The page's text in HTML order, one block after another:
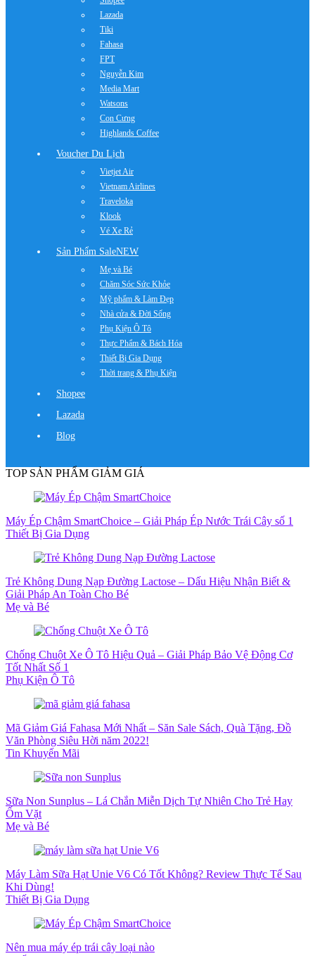
Lazada
Tiki
Fahasa
FPT
Nguyễn Kim
Media Mart
Watsons
Con Cưng
Highlands Coffee
Voucher Du Lịch
Vietjet Air
Vietnam Airlines
Traveloka
Klook
Vé Xe Rẻ
Sản Phẩm SaleNEW
Mẹ và Bé
Chăm Sóc Sức Khỏe
Mỹ phẩm & Làm Đẹp
Nhà cửa & Đời Sống
Phụ Kiện Ô Tô
Thực Phẩm & Bách Hóa
Thiết Bị Gia Dụng
Thời trang & Phụ Kiện
Shopee
Lazada
Blog
TOP SẢN PHẨM GIẢM GIÁ
Máy Ép Chậm SmartChoice – Giải Pháp Ép Nước Trái Cây số 1
Thiết Bị Gia Dụng
Trẻ Không Dung Nạp Đường Lactose – Dấu Hiệu Nhận Biết &
Giải Pháp An Toàn Cho Bé
Mẹ và Bé
Chống Chuột Xe Ô Tô Hiệu Quả – Giải Pháp Bảo Vệ Động Cơ
Tốt Nhất Số 1
Phụ Kiện Ô Tô
Mã Giảm Giá Fahasa Mới Nhất – Săn Sale Sách, Quà Tặng, Đồ
Văn Phòng Siêu Hời năm 2022!
Tin Khuyến Mãi
Sữa Non Sunplus – Lá Chắn Miễn Dịch Tự Nhiên Cho Trẻ Hay
Ốm Vặt
Mẹ và Bé
Máy Làm Sữa Hạt Unie V6 Có Tốt Không? Review Thực Tế Sau
Khi Dùng!
Thiết Bị Gia Dụng
Nên mua máy ép trái cây loại nào